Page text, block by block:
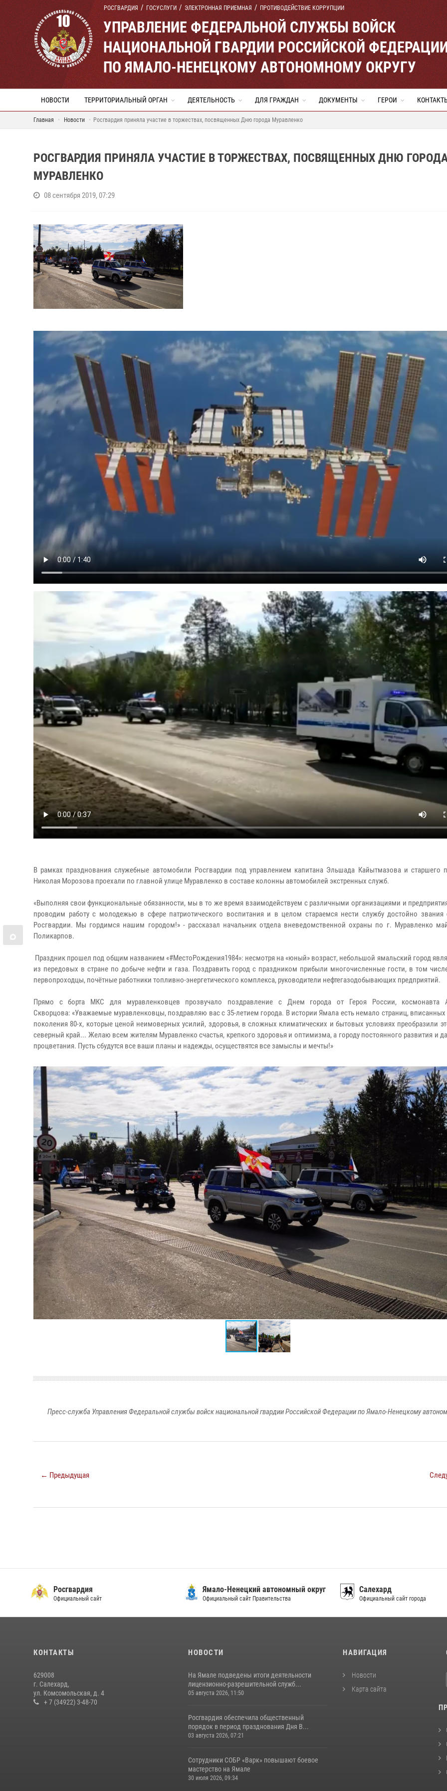
РОСГВАРДИЯ ГОСУСЛУГИ ЭЛЕКТРОННАЯ ПРИЕМНАЯ ПРОТИВОДЕЙСТВИЕ КОРРУПЦИИ
УПРАВЛЕНИЕ ФЕДЕРАЛЬНОЙ СЛУЖБЫ ВОЙСК
НАЦИОНАЛЬНОЙ ГВАРДИИ РОССИЙСКОЙ
ПО ЯМАЛО-НЕНЕЦКОМУ АВТОНОМНОМУ ОКРУГУ
НОВОСТИ ТЕРРИТОРИАЛЬНЫЙ ОРГАН ДЕЯТЕЛЬНОСТЬ ДЛЯ ГРАЖДАН ДОКУМЕНТЫ ГЕРОИ
Главная Новости Росгвардия приняла участие в торжествах, посвященных Дню города Муравленко
РОСГВАРДИЯ ПРИНЯЛА УЧАСТИЕ В ТОРЖЕСТВАХ, ПОСВЯЩЕННЫХ ДНЮ
МУРАВЛЕНКО
08 сентября 2019, 07:29
В рамках празднования служебные автомобили Росгвардии под управлением капитана Эльшада Кайытмазова и старшего
Николая Морозова проехали по главной улице Муравленко в составе колонны автомобилей экстренных служб.
«Выполняя свои функциональные обязанности, мы в то же время взаимодействуем с различными организациями и
проводим работу с молодежью в сфере патриотического воспитания и в целом стараемся нести службу достойно звания
Росгвардии. Мы гордимся нашим городом!» - рассказал начальник отдела вневедомственной охраны по г. Муравленко
Поликарпов.
Праздник прошел под общим названием «#МестоРождения1984»: несмотря на «юный» возраст, небольшой ямальский город
из передовых в стране по добыче нефти и газа. Поздравить город с праздником прибыли многочисленные гости, в том
первопроходцы, почётные работники топливно-энергетического комплекса, руководители нефтегазодобывающих предприятий.
Прямо с борта МКС для муравленковцев прозвучало поздравление с Днем города от Героя России, космонавта
Скворцова: «Уважаемые муравленковцы, поздравляю вас с 35-летием города. В истории Ямала есть немало страниц,
поколения 80-х, которые ценой неимоверных усилий, здоровья, в сложных климатических и бытовых условиях преобразили
северный край... Желаю всем жителям Муравленко счастья, крепкого здоровья и оптимизма, а городу постоянного развития и
процветания. Пусть сбудутся все ваши планы и надежды, осуществятся все замыслы и мечты!»
Пресс-служба Управления Федеральной службы войск национальной гвардии Российской Федерации по Ямало-Ненецкому
← Предыдущая
Росгвардия
Официальный сайт
Ямало-Ненецкий автономный округ
Официальный сайт Правительства
Салехард
Официальный сайт города
КОНТАКТЫ
629008
г. Салехард,
ул. Комсомольская, д. 4
+ 7 (34922) 3-48-70
НОВОСТИ
На Ямале подведены итоги деятельности
лицензионно-разрешительной служб...
05 августа 2026, 11:50
Росгвардия обеспечила общественный
порядок в период празднования Дня В...
03 августа 2026, 07:21
Сотрудники СОБР «Варк» повышают боевое
мастерство на Ямале
30 июля 2026, 09:34
НАВИГАЦИЯ
Новости
Карта сайта